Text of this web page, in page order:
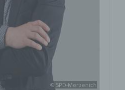
© SPD-Merzenich